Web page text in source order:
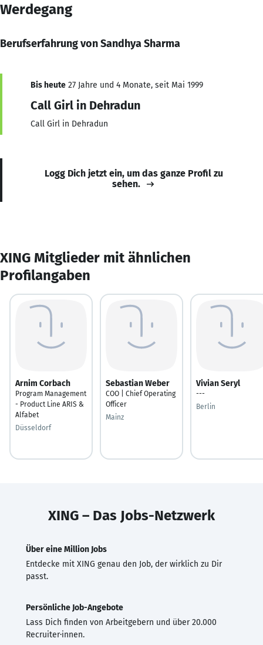
Werdegang
Berufserfahrung von Sandhya Sharma
Bis heute 27 Jahre und 4 Monate, seit Mai 1999
Call Girl in Dehradun
Call Girl in Dehradun
Logg Dich jetzt ein, um das ganze Profil zu
sehen.
XING Mitglieder mit ähnlichen
Profilangaben
Arnim Corbach
Program Management
- Product Line ARIS &
Alfabet
Düsseldorf
Sebastian Weber
COO | Chief Operating
Officer
Mainz
Vivian Seryl
---
Berlin
XING – Das Jobs-Netzwerk
Über eine Million Jobs
Entdecke mit XING genau den Job, der wirklich zu Dir
passt.
Persönliche Job-Angebote
Lass Dich finden von Arbeitgebern und über 20.000
Recruiter·innen.